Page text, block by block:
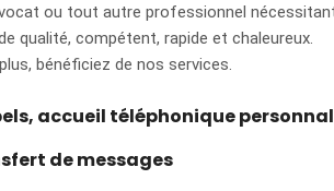
ou tout autre professionnel
qualité, compétent, rapide et chaleureux.
bénéficiez de nos services.
accueil téléphonique
de messages